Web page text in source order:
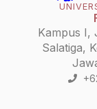
Kampus I,
Salatiga,